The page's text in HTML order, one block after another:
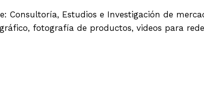
Consultoría, Estudios e Investigación de
fotografía de productos, videos para